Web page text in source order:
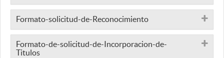
Formato-solicitud-de-Reconocimiento
Formato-de-solicitud-de-Incorporacion-de-
Titulos